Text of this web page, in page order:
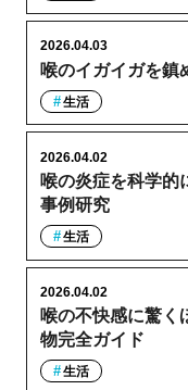
喉のイガイガを鎮
2026.04.03
生活
喉の炎症を科学的
事例研究
2026.04.02
生活
喉の不快感に驚く
物完全ガイド
2026.04.02
生活